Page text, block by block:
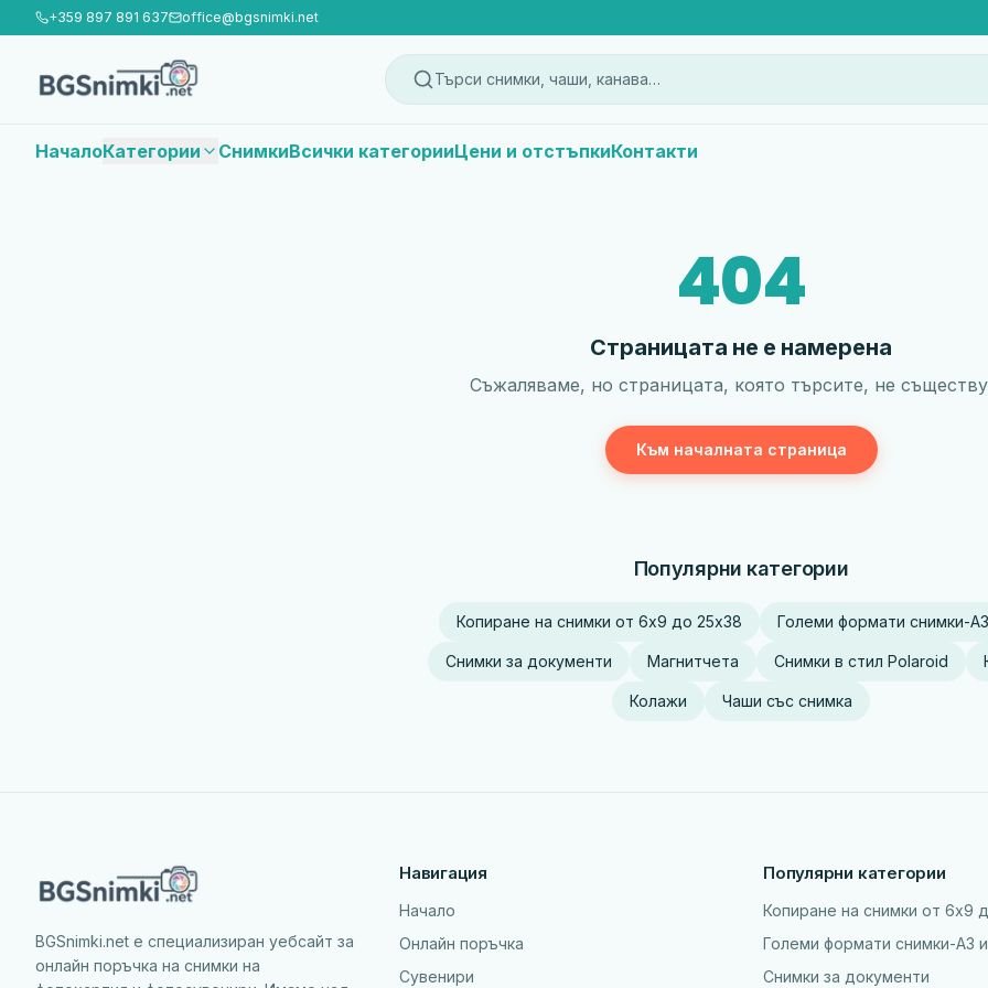
+359 897 891 637 office@bgsnimki.net
Търси снимки, чаши, канава…
НачалоКатегории СнимкиВсички категорииЦени и отстъпкиКонтакти
404
Страницата не е намерена
Съжаляваме, но страницата, която търсите, не
Към началната страница
Популярни категории
Копиране на снимки от 6x9 до 25х38 Големи формати снимки-
Снимки за документи Магнитчета Снимки в стил Polaroid
Колажи Чаши със снимка
BGSnimki.net е специализиран уебсайт за
онлайн поръчка на снимки на
Навигация
Начало
Онлайн поръчка
Сувенири
Популярни категории
Копиране на снимки от 6x9
Големи формати снимки-А3
Снимки за документи